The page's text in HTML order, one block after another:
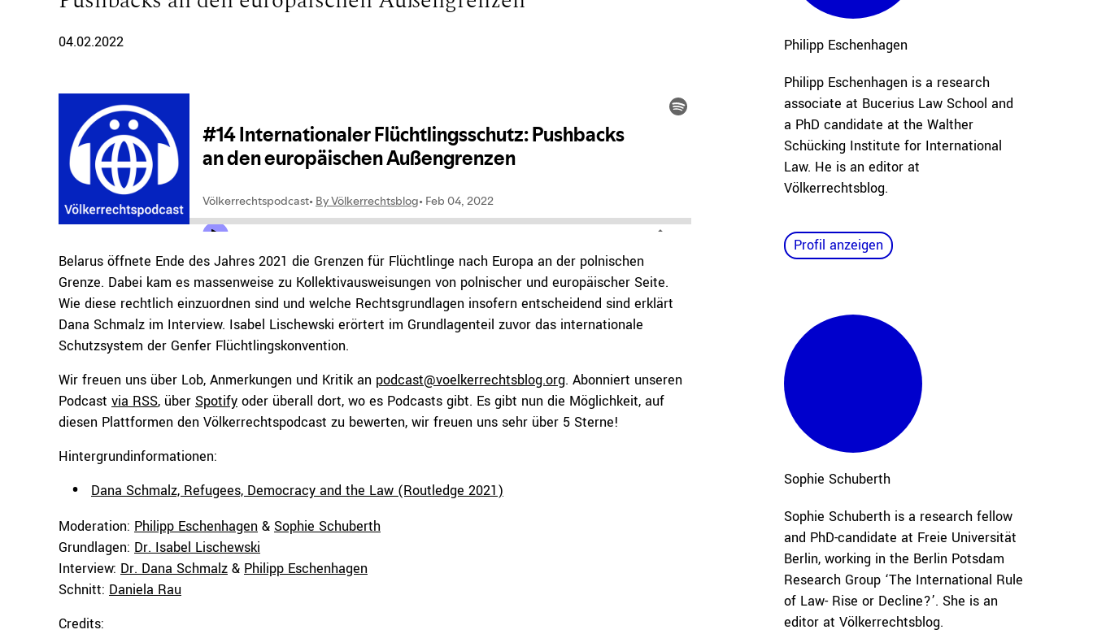
04.02.2022
Belarus öffnete Ende des Jahres 2021 die Grenzen für Flüchtlinge nach Europa an der polnischen
Grenze. Dabei kam es massenweise zu Kollektivausweisungen von polnischer und europäischer Seite.
Wie diese rechtlich einzuordnen sind und welche Rechtsgrundlagen insofern entscheidend sind erklärt
Dana Schmalz im Interview. Isabel Lischewski erörtert im Grundlagenteil zuvor das internationale
Schutzsystem der Genfer Flüchtlingskonvention.
Wir freuen uns über Lob, Anmerkungen und Kritik an podcast@voelkerrechtsblog.org. Abonniert unseren
Podcast via RSS, über Spotify oder überall dort, wo es Podcasts gibt. Es gibt nun die Möglichkeit, auf
diesen Plattformen den Völkerrechtspodcast zu bewerten, wir freuen uns sehr über 5 Sterne!
Hintergrundinformationen:
Dana Schmalz, Refugees, Democracy and the Law (Routledge 2021)
Moderation: Philipp Eschenhagen & Sophie Schuberth
Grundlagen: Dr. Isabel Lischewski
Interview: Dr. Dana Schmalz & Philipp Eschenhagen
Schnitt: Daniela Rau
Credits:
Philipp Eschenhagen
Philipp Eschenhagen is a research
associate at Bucerius Law School and
a PhD candidate at the Walther
Schücking Institute for International
Law. He is an editor at
Völkerrechtsblog.
Profil anzeigen
Sophie Schuberth
Sophie Schuberth is a research fellow
and PhD-candidate at Freie Universität
Berlin, working in the Berlin Potsdam
Research Group ‘The International Rule
of Law- Rise or Decline?’. She is an
editor at Völkerrechtsblog.